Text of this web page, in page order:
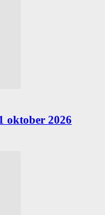
oktober 2026